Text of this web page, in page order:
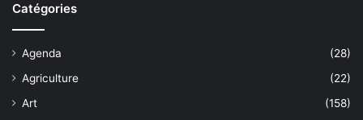
Catégories
Agenda
(28)
Agriculture
(22)
Art
(158)